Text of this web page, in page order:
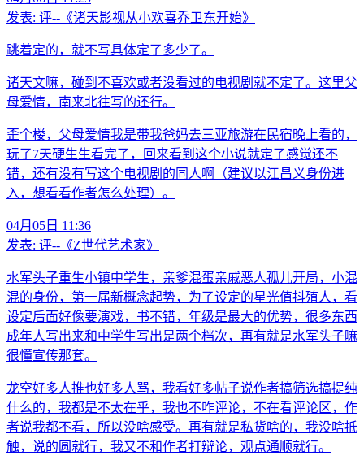
发表: 评--《诸天影视从小欢喜乔卫东开始》
跳着定的，就不写具体定了多少了。
诸天文嘛，碰到不喜欢或者没看过的电视剧就不定了。这里父
母爱情，南来北往写的还行。
歪个楼，父母爱情我是带我爸妈去三亚旅游在民宿晚上看的，
玩了7天硬生生看完了，回来看到这个小说就定了感觉还不
错，还有没有写这个电视剧的同人啊（建议以江昌义身份进
入，想看看作者怎么处理）。
04月05日 11:36
发表: 评--《Z世代艺术家》
水军头子重生小镇中学生，亲爹混蛋亲戚恶人孤儿开局，小混
混的身份，第一届新概念起势，为了设定的星光值抖殖人，看
设定后面好像要演戏，书不错，年级是最大的优势，很多东西
成年人写出来和中学生写出是两个档次，再有就是水军头子嘛
很懂宣传那套。
龙空好多人推也好多人骂，我看好多帖子说作者搞筛选搞提纯
什么的，我都是不太在乎，我也不咋评论，不在看评论区，作
者说我都不看，所以没啥感受。再有就是私货啥的，我没啥抵
触，说的圆就行，我又不和作者打辩论，观点通顺就行。